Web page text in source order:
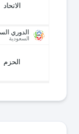
الاتحاد
الدوري
السعودية
الحزم